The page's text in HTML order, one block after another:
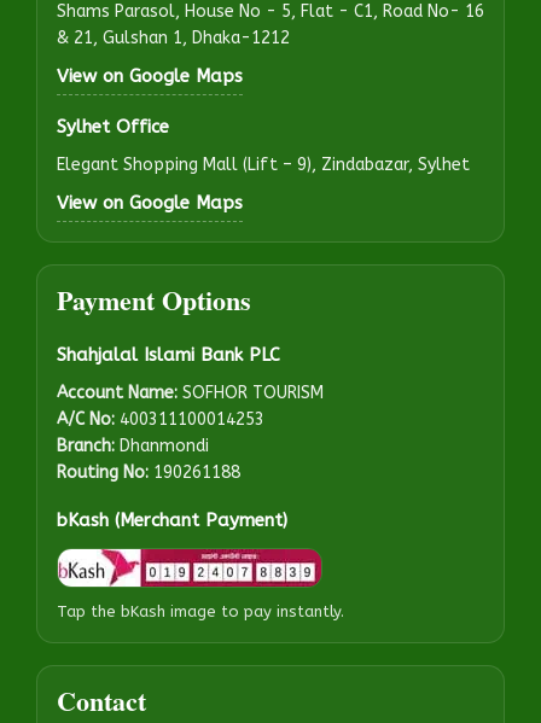
Shams Parasol, House No - 5, Flat - C1, Road No- 16
& 21, Gulshan 1, Dhaka-1212
View on Google Maps
Sylhet Office
Elegant Shopping Mall (Lift – 9), Zindabazar, Sylhet
View on Google Maps
Payment Options
Shahjalal Islami Bank PLC
Account Name: SOFHOR TOURISM
A/C No: 400311100014253
Branch: Dhanmondi
Routing No: 190261188
bKash (Merchant Payment)
Tap the bKash image to pay instantly.
Contact